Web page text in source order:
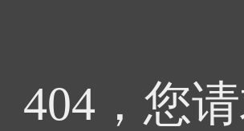
404，您